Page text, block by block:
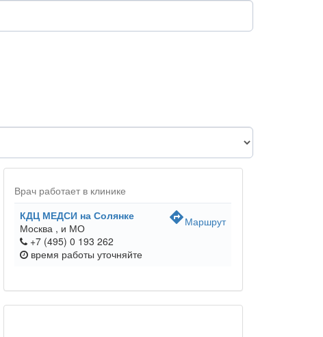
Врач работает в клинике
КДЦ МЕДСИ на Солянке
Москва , и МО
+7 (495) 0 193 262
время работы уточняйте
directionsМаршрут